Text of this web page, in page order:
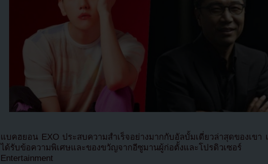
แบคฮยอน EXO ประสบความสำเร็จอย่างมากกับอัลบั้มเดี่ยวล่าสุดของเขา
ได้รับข้อความพิเศษและของขวัญจากอีซูมานผู้ก่อตั้งและโปรดิวเซ
Entertainment